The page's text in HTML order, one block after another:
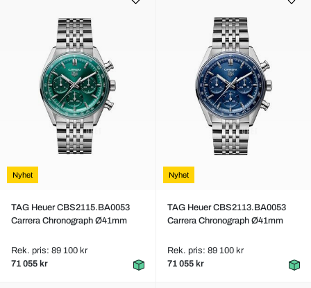
Nyhet
TAG Heuer CBS2115.BA0053
Carrera Chronograph Ø41mm
Rek. pris: 89 100 kr
71 055 kr
Nyhet
TAG Heuer CBS2113.BA0053
Carrera Chronograph Ø41mm
Rek. pris: 89 100 kr
71 055 kr